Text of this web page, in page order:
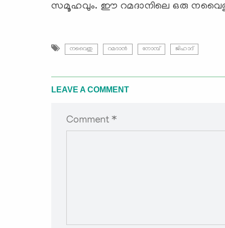
സമൂഹവും. ഈ റമദാനിലെ ഒരു നവൈതു
നവൈതു റമദാന്‍ നോമ്പ് ജിഹാദ്
LEAVE A COMMENT
Comment *